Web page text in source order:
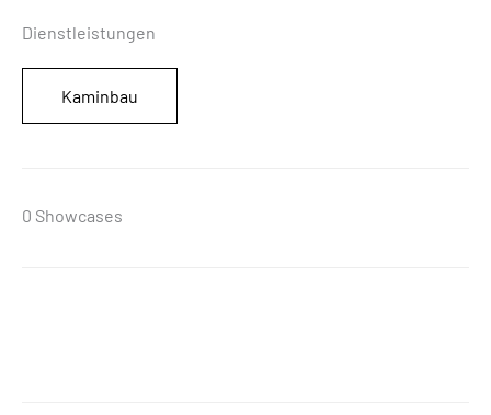
Dienstleistungen
Kaminbau
0 Showcases